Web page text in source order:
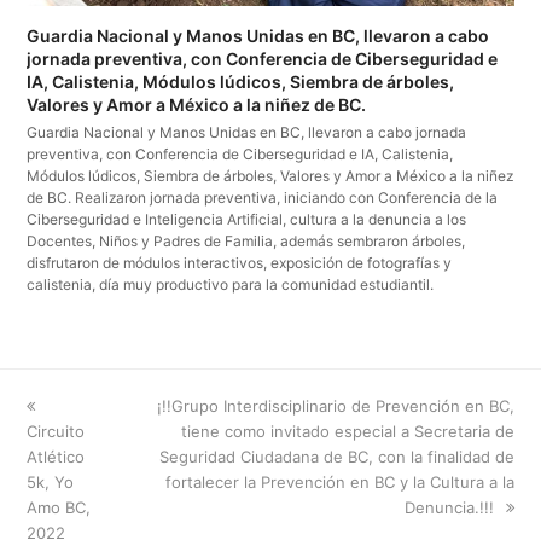
Guardia Nacional y Manos Unidas en BC, llevaron a cabo
jornada preventiva, con Conferencia de Ciberseguridad e
IA, Calistenia, Módulos lúdicos, Siembra de árboles,
Valores y Amor a México a la niñez de BC.
Guardia Nacional y Manos Unidas en BC, llevaron a cabo jornada
preventiva, con Conferencia de Ciberseguridad e IA, Calistenia,
Módulos lúdicos, Siembra de árboles, Valores y Amor a México a la niñez
de BC. Realizaron jornada preventiva, iniciando con Conferencia de la
Ciberseguridad e Inteligencia Artificial, cultura a la denuncia a los
Docentes, Niños y Padres de Familia, además sembraron árboles,
disfrutaron de módulos interactivos, exposición de fotografías y
calistenia, día muy productivo para la comunidad estudiantil.
post:
Circuito
Atlético
5k, Yo
Amo BC,
2022
next
post:
¡!!Grupo Interdisciplinario de Prevención en BC,
tiene como invitado especial a Secretaria de
Seguridad Ciudadana de BC, con la finalidad de
fortalecer la Prevención en BC y la Cultura a la
Denuncia.!!!